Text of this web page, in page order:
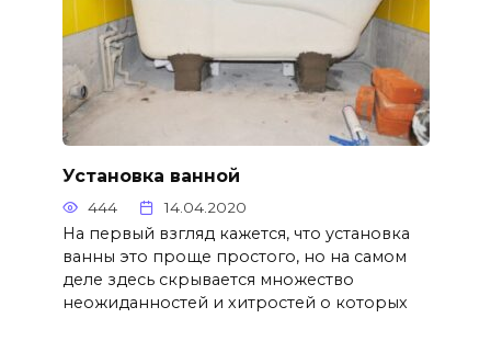
Установка ванной
444 14.04.2020
На первый взгляд кажется, что установка
ванны это проще простого, но на самом
деле здесь скрывается множество
неожиданностей и хитростей о которых